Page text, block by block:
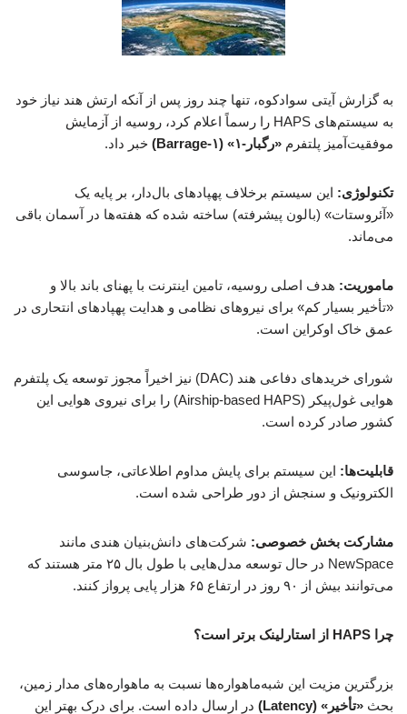
به گزارش آیتی سوادکوه، تنها چند روز پس از آنکه ارتش هند نیاز خود
به سیستم‌های HAPS را رسماً اعلام کرد، روسیه از آزمایش
موفقیت‌آمیز پلتفرم «رگبار-۱» (Barrage-۱) خبر داد.
تکنولوژی: این سیستم برخلاف پهپادهای بال‌دار، بر پایه یک
«آئروستات» (بالون پیشرفته) ساخته شده که هفته‌ها در آسمان باقی
می‌ماند.
ماموریت: هدف اصلی روسیه، تامین اینترنت با پهنای باند بالا و
«تأخیر بسیار کم» برای نیروهای نظامی و هدایت پهپادهای انتحاری در
عمق خاک اوکراین است.
شورای خریدهای دفاعی هند (DAC) نیز اخیراً مجوز توسعه یک پلتفرم
هوایی غول‌پیکر (Airship-based HAPS) را برای نیروی هوایی این
کشور صادر کرده است.
قابلیت‌ها: این سیستم برای پایش مداوم اطلاعاتی، جاسوسی
الکترونیک و سنجش از دور طراحی شده است.
مشارکت بخش خصوصی: شرکت‌های دانش‌بنیان هندی مانند
NewSpace در حال توسعه مدل‌هایی با طول بال ۲۵ متر هستند که
می‌توانند بیش از ۹۰ روز در ارتفاع ۶۵ هزار پایی پرواز کنند.
چرا HAPS از استارلینک برتر است؟
بزرگترین مزیت این شبه‌ماهواره‌ها نسبت به ماهواره‌های مدار زمین،
بحث «تأخیر» (Latency)
در ارسال داده است. برای درک بهتر این